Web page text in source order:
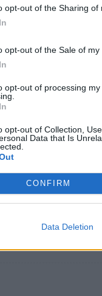
opt-out of the Sharing of
opt-out of the Sale of my
opt-out of processing
opt-out of Collection,
Data that Is
CONFIRM
Data Deletion
λεύκη
ατοπική δερματίτιδα